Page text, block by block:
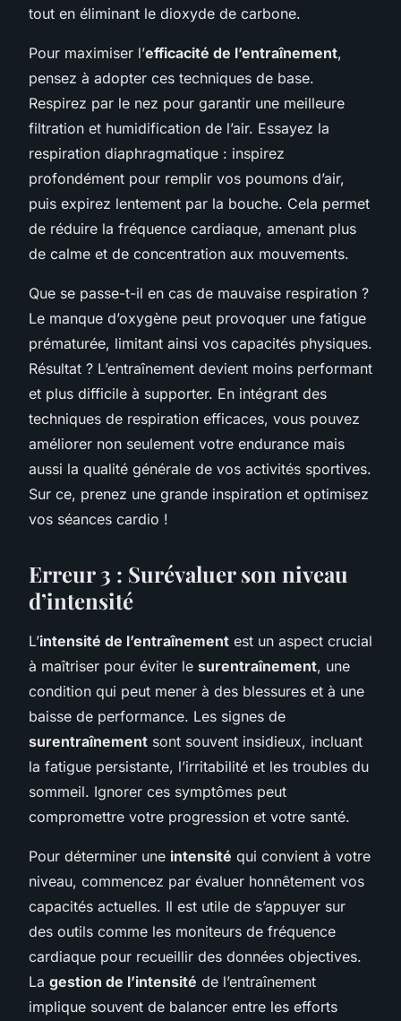
tout en éliminant le dioxyde de carbone.
Pour maximiser l’efficacité de l’entraînement,
pensez à adopter ces techniques de base.
Respirez par le nez pour garantir une meilleure
filtration et humidification de l’air. Essayez la
respiration diaphragmatique : inspirez
profondément pour remplir vos poumons d’air,
puis expirez lentement par la bouche. Cela permet
de réduire la fréquence cardiaque, amenant plus
de calme et de concentration aux mouvements.
Que se passe-t-il en cas de mauvaise respiration ?
Le manque d’oxygène peut provoquer une fatigue
prématurée, limitant ainsi vos capacités physiques.
Résultat ? L’entraînement devient moins performant
et plus difficile à supporter. En intégrant des
techniques de respiration efficaces, vous pouvez
améliorer non seulement votre endurance mais
aussi la qualité générale de vos activités sportives.
Sur ce, prenez une grande inspiration et optimisez
vos séances cardio !
Erreur 3 : Surévaluer son niveau
d’intensité
L’intensité de l’entraînement est un aspect crucial
à maîtriser pour éviter le surentraînement, une
condition qui peut mener à des blessures et à une
baisse de performance. Les signes de
surentraînement sont souvent insidieux, incluant
la fatigue persistante, l’irritabilité et les troubles du
sommeil. Ignorer ces symptômes peut
compromettre votre progression et votre santé.
Pour déterminer une intensité qui convient à votre
niveau, commencez par évaluer honnêtement vos
capacités actuelles. Il est utile de s’appuyer sur
des outils comme les moniteurs de fréquence
cardiaque pour recueillir des données objectives.
La gestion de l’intensité de l’entraînement
implique souvent de balancer entre les efforts